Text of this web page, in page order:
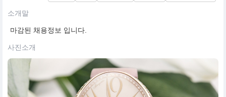
소개말
마감된 채용정보 입니다.
사진소개